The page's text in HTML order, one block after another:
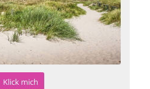
Klick mich